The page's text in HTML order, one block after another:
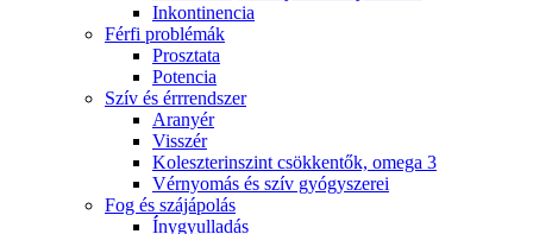
Inkontinencia
Férfi problémák
Prosztata
Potencia
Szív és érrrendszer
Aranyér
Visszér
Koleszterinszint csökkentők, omega 3
Vérnyomás és szív gyógyszerei
Fog és szájápolás
Í́nygyulladás